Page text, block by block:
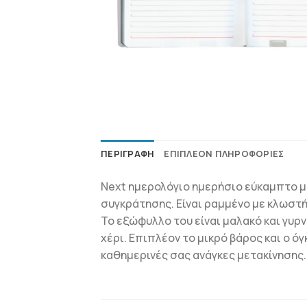
ΠΕΡΙΓΡΑΦΉ ΕΠΙΠΛΈΟΝ ΠΛΗΡΟΦΟΡΊΕΣ
Next ημερολόγιο ημερήσιο εύκαμπτο
συγκράτησης. Είναι ραμμένo με
Το εξώφυλλο του είναι μαλακό και
χέρι. Επιπλέον το μικρό βάρος και ο
καθημερινές σας ανάγκες